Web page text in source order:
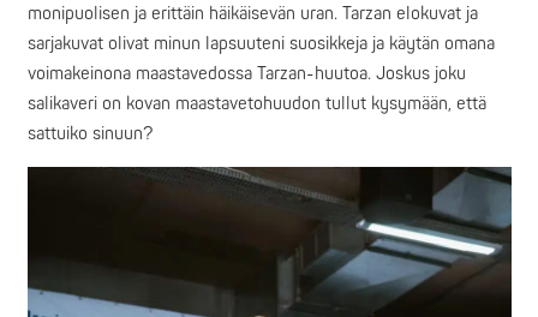
monipuolisen ja erittäin häikäisevän uran. Tarzan elokuvat ja
sarjakuvat olivat minun lapsuuteni suosikkeja ja käytän omana
voimakeinona maastavedossa Tarzan-huutoa. Joskus joku
salikaveri on kovan maastavetohuudon tullut kysymään, että
sattuiko sinuun?